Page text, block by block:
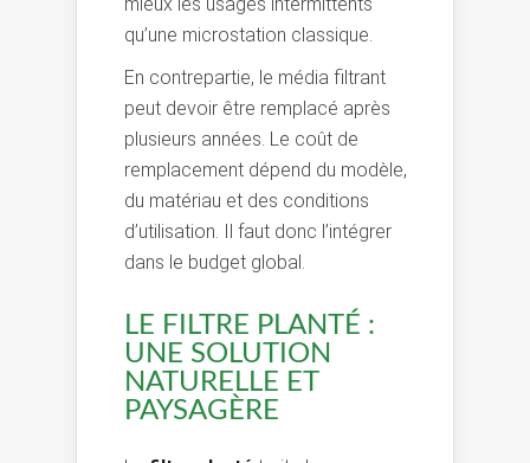
qu’une microstation classique.
En contrepartie, le média filtrant
peut devoir être remplacé après
plusieurs années. Le coût de
remplacement dépend du modèle,
du matériau et des conditions
d’utilisation. Il faut donc l’intégrer
dans le budget global.
LE FILTRE PLANTÉ :
UNE SOLUTION
NATURELLE ET
PAYSAGÈRE